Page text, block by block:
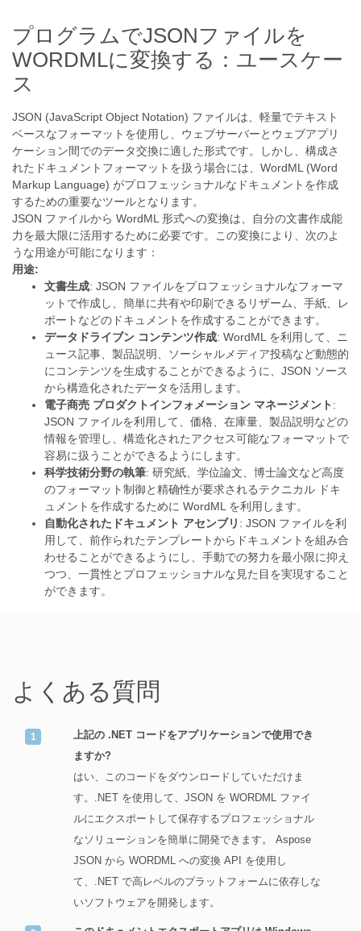
プログラムでJSONファイルを
WORDMLに変換する：ユースケー
ス
JSON (JavaScript Object Notation) ファイルは、軽量でテキスト
ベースなフォーマットを使用し、ウェブサーバーとウェブアプリ
ケーション間でのデータ交換に適した形式です。しかし、構成さ
れたドキュメントフォーマットを扱う場合には、WordML (Word
Markup Language) がプロフェッショナルなドキュメントを作成
するための重要なツールとなります。
JSON ファイルから WordML 形式への変換は、自分の文書作成能
力を最大限に活用するために必要です。この変換により、次のよ
うな用途が可能になります：
用途:
文書生成: JSON ファイルをプロフェッショナルなフォーマ
ットで作成し、簡単に共有や印刷できるリザーム、手紙、レ
ポートなどのドキュメントを作成することができます。
データドライブン コンテンツ作成: WordML を利用して、ニ
ュース記事、製品説明、ソーシャルメディア投稿など動態的
にコンテンツを生成することができるように、JSON ソース
から構造化されたデータを活用します。
電子商売 プロダクトインフォメーション マネージメント :
JSON ファイルを利用して、価格、在庫量、製品説明などの
情報を管理し、構造化されたアクセス可能なフォーマットで
容易に扱うことができるようにします。
科学技術分野の執筆: 研究紙、学位論文、博士論文など高度
のフォーマット制御と精确性が要求されるテクニカル ドキ
ュメントを作成するために WordML を利用します。
自動化されたドキュメント アセンブリ : JSON ファイルを利
用して、前作られたテンプレートからドキュメントを組み合
わせることができるようにし、手動での努力を最小限に抑え
つつ、一貫性とプロフェッショナルな見た目を実現すること
ができます。
よくある質問
上記の .NET コードをアプリケーションで使用でき
ますか?
はい、このコードをダウンロードしていただけま
す。.NET を使用して、JSON を WORDML ファイ
ルにエクスポートして保存するプロフェッショナル
なソリューションを簡単に開発できます。 Aspose
JSON から WORDML への変換 API を使用し
て、.NET で高レベルのプラットフォームに依存しな
いソフトウェアを開発します。